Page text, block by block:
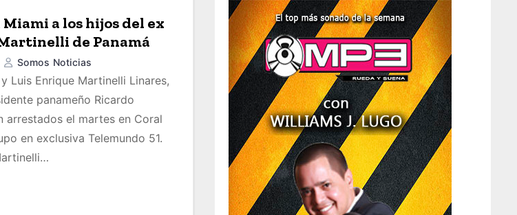
a los hijos del ex
de Panamá
Somos Noticias
Luis Enrique Martinelli Linares,
panameño Ricardo
arrestados el martes en Coral
en exclusiva Telemundo 51.